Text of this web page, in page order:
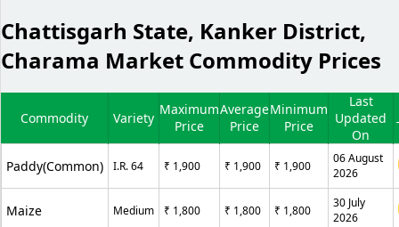
Chattisgarh State, Kanker District,
Charama Market Commodity Prices
Commodity Variety
Maximum
Price
Average
Price
Minimum
Price
Last
Updated
On
Paddy(Common) I.R. 64 ₹ 1,900 ₹ 1,900 ₹ 1,900
06 August
2026
Maize Medium ₹ 1,800 ₹ 1,800 ₹ 1,800
30 July
2026